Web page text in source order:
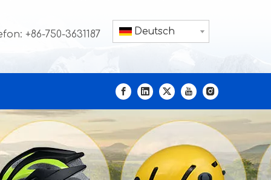
+86-750-3631187 Deutsch